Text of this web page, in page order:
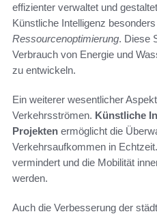
effizienter verwaltet und
Künstliche Intelligenz
Ressourcenoptimierung. Diese
Verbrauch von Energie und
zu entwickeln.
Ein weiterer wesentlicher
Verkehrsströmen. Künstliche
Projekten ermöglicht die
Verkehrsaufkommen in
vermindert und die Mobilität
werden.
Auch die Verbesserung der